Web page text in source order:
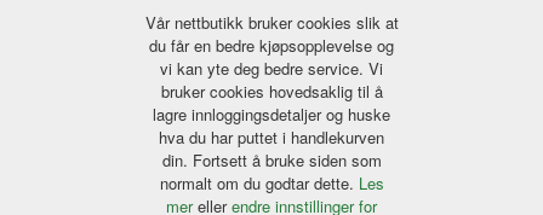
Vår nettbutikk bruker cookies slik at
du får en bedre kjøpsopplevelse og
vi kan yte deg bedre service. Vi
bruker cookies hovedsaklig til å
lagre innloggingsdetaljer og huske
hva du har puttet i handlekurven
din. Fortsett å bruke siden som
normalt om du godtar dette. Les
merellerendre innstillinger for